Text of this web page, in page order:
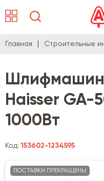
Главная Строительные
Haisser GA-
1000Вт
Код:153602-1234595
ПОСТАВКИ ПРЕКРАЩЕНЫ